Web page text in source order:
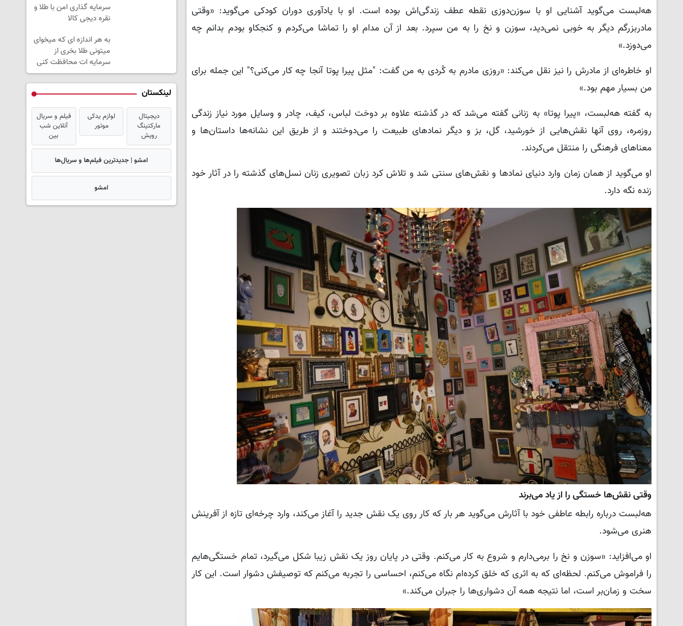
هه‌لبست می‌گوید آشنایی او با سوزن‌دوزی نقطه عطف زندگی‌اش بوده است. او با یادآوری دوران کودکی می‌گوید: «وقتی
مادربزرگم دیگر به خوبی نمی‌دید، سوزن و نخ را به من سپرد. بعد از آن مدام او را تماشا می‌کردم و کنجکاو بودم بدانم چه
می‌دوزد.»
او خاطره‌ای از مادرش را نیز نقل می‌کند: «روزی مادرم به کُردی به من گفت: "مثل پیرا پوتا آنجا چه کار می‌کنی؟" این جمله برای
من بسیار مهم بود.»
به گفته هه‌لبست، «پیرا پوتا» به زنانی گفته می‌شد که در گذشته علاوه بر دوخت لباس، کیف، چادر و وسایل مورد نیاز زندگی
روزمره، روی آنها نقش‌هایی از خورشید، گل، بز و دیگر نمادهای طبیعت را می‌دوختند و از طریق این نشانه‌ها داستان‌ها و
معناهای فرهنگی را منتقل می‌کردند.
او می‌گوید از همان زمان وارد دنیای نمادها و نقش‌های سنتی شد و تلاش کرد زبان تصویری زنان نسل‌های گذشته را در آثار خود
زنده نگه دارد.
وقتی نقش‌ها خستگی را از یاد می‌برند
هه‌لبست درباره رابطه عاطفی خود با آثارش می‌گوید هر بار که کار روی یک نقش جدید را آغاز می‌کند، وارد چرخه‌ای تازه از آفرینش
هنری می‌شود.
او می‌افزاید: «سوزن و نخ را برمی‌دارم و شروع به کار می‌کنم. وقتی در پایان روز یک نقش زیبا شکل می‌گیرد، تمام خستگی‌هایم
را فراموش می‌کنم. لحظه‌ای که به اثری که خلق کرده‌ام نگاه می‌کنم، احساسی را تجربه می‌کنم که توصیفش دشوار است. این کار
سخت و زمان‌بر است، اما نتیجه همه آن دشواری‌ها را جبران می‌کند.»
سرمایه گذاری امن با طلا و
نقره دیجی کالا
به هر اندازه ای که میخوای
میتونی طلا بخری از
سرمایه ات محافظت کنی
لینکستان
دیجیتال
مارکتینگ
رویش
لوازم یدکی
موتور
فیلم و سریال
آنلاین شب
بین
امشو | جدیدترین فیلم‌ها و سریال‌ها
امشو